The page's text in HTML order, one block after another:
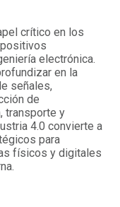
crítico en los
electrónica.
en la
señales,
de
transporte y
4.0 convierte a
para
físicos y digitales